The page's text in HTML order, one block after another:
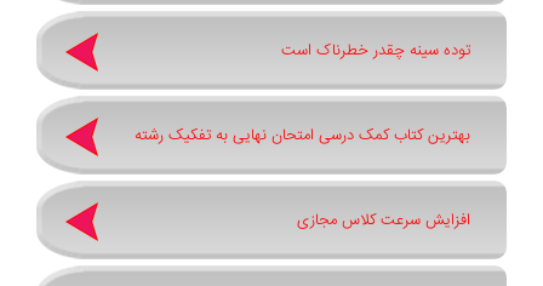
توده سینه چقدر خطرناک است
بهترین کتاب کمک درسی امتحان نهایی به تفکیک رشته
افزایش سرعت کلاس مجازی